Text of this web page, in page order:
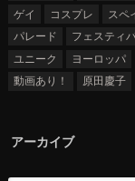
ゲイ
コスプレ スペ
パレード
フェスティ
ユニーク
ヨーロッパ
動画あり！
原田慶子
アーカイブ